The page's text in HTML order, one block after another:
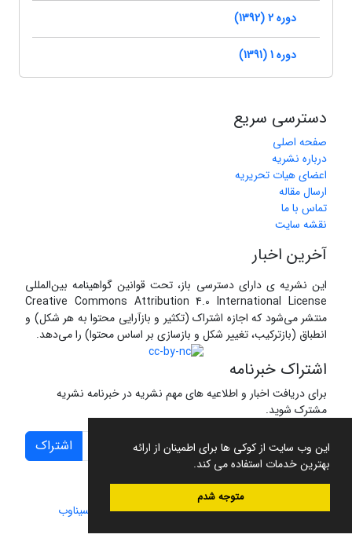
این وب سایت از کوکی ها برای اطمینان از ارائه
بهترین خدمات استفاده می کند.
متوجه شدم
دوره 2 (1392)
دوره 1 (1391)
دسترسی سریع
صفحه اصلی
درباره نشریه
اعضای هیات تحریریه
ارسال مقاله
تماس با ما
نقشه سایت
آخرین اخبار
این نشریه ی دارای دسترسی باز، تحت قوانین گواهینامه بین‌المللی
Creative Commons Attribution 4.0 International License
منتشر می‌شود که اجازه اشتراک (تکثیر و بازآرایی محتوا به هر شکل) و
انطباق (بازترکیب، تغییر شکل و بازسازی بر اساس محتوا) را می‌دهد.
اشتراک خبرنامه
برای دریافت اخبار و اطلاعیه های مهم نشریه در خبرنامه نشریه
مشترک شوید.
اشتراک
سامانه مدیریت نشریات علمی.طراحی و پیاده سازی از سیناوب